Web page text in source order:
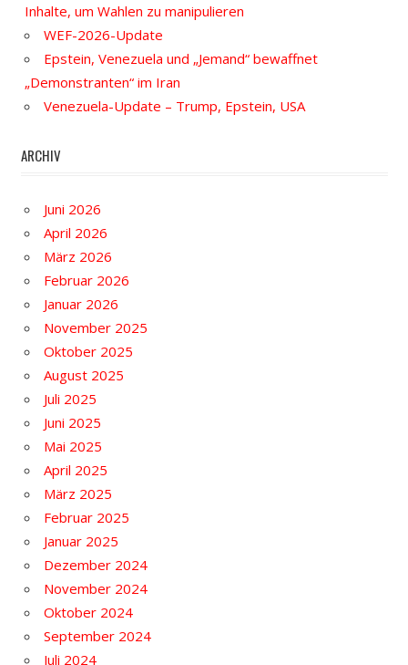
Inhalte, um Wahlen zu manipulieren
WEF-2026-Update
Epstein, Venezuela und „Jemand“ bewaffnet
„Demonstranten“ im Iran
Venezuela-Update – Trump, Epstein, USA
ARCHIV
Juni 2026
April 2026
März 2026
Februar 2026
Januar 2026
November 2025
Oktober 2025
August 2025
Juli 2025
Juni 2025
Mai 2025
April 2025
März 2025
Februar 2025
Januar 2025
Dezember 2024
November 2024
Oktober 2024
September 2024
Juli 2024